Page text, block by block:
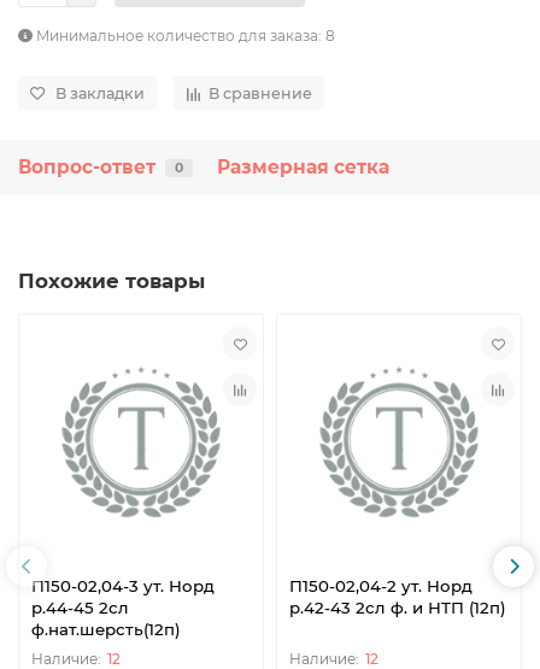
Минимальное количество для заказа: 8
В закладки В сравнение
Вопрос-ответ 0 Размерная сетка
Похожие товары
П150-02,04-3 ут. Норд
р.44-45 2сл
ф.нат.шерсть(12п)
12
П150-02,04-2 ут. Норд
р.42-43 2сл ф. и НТП (12п)
12